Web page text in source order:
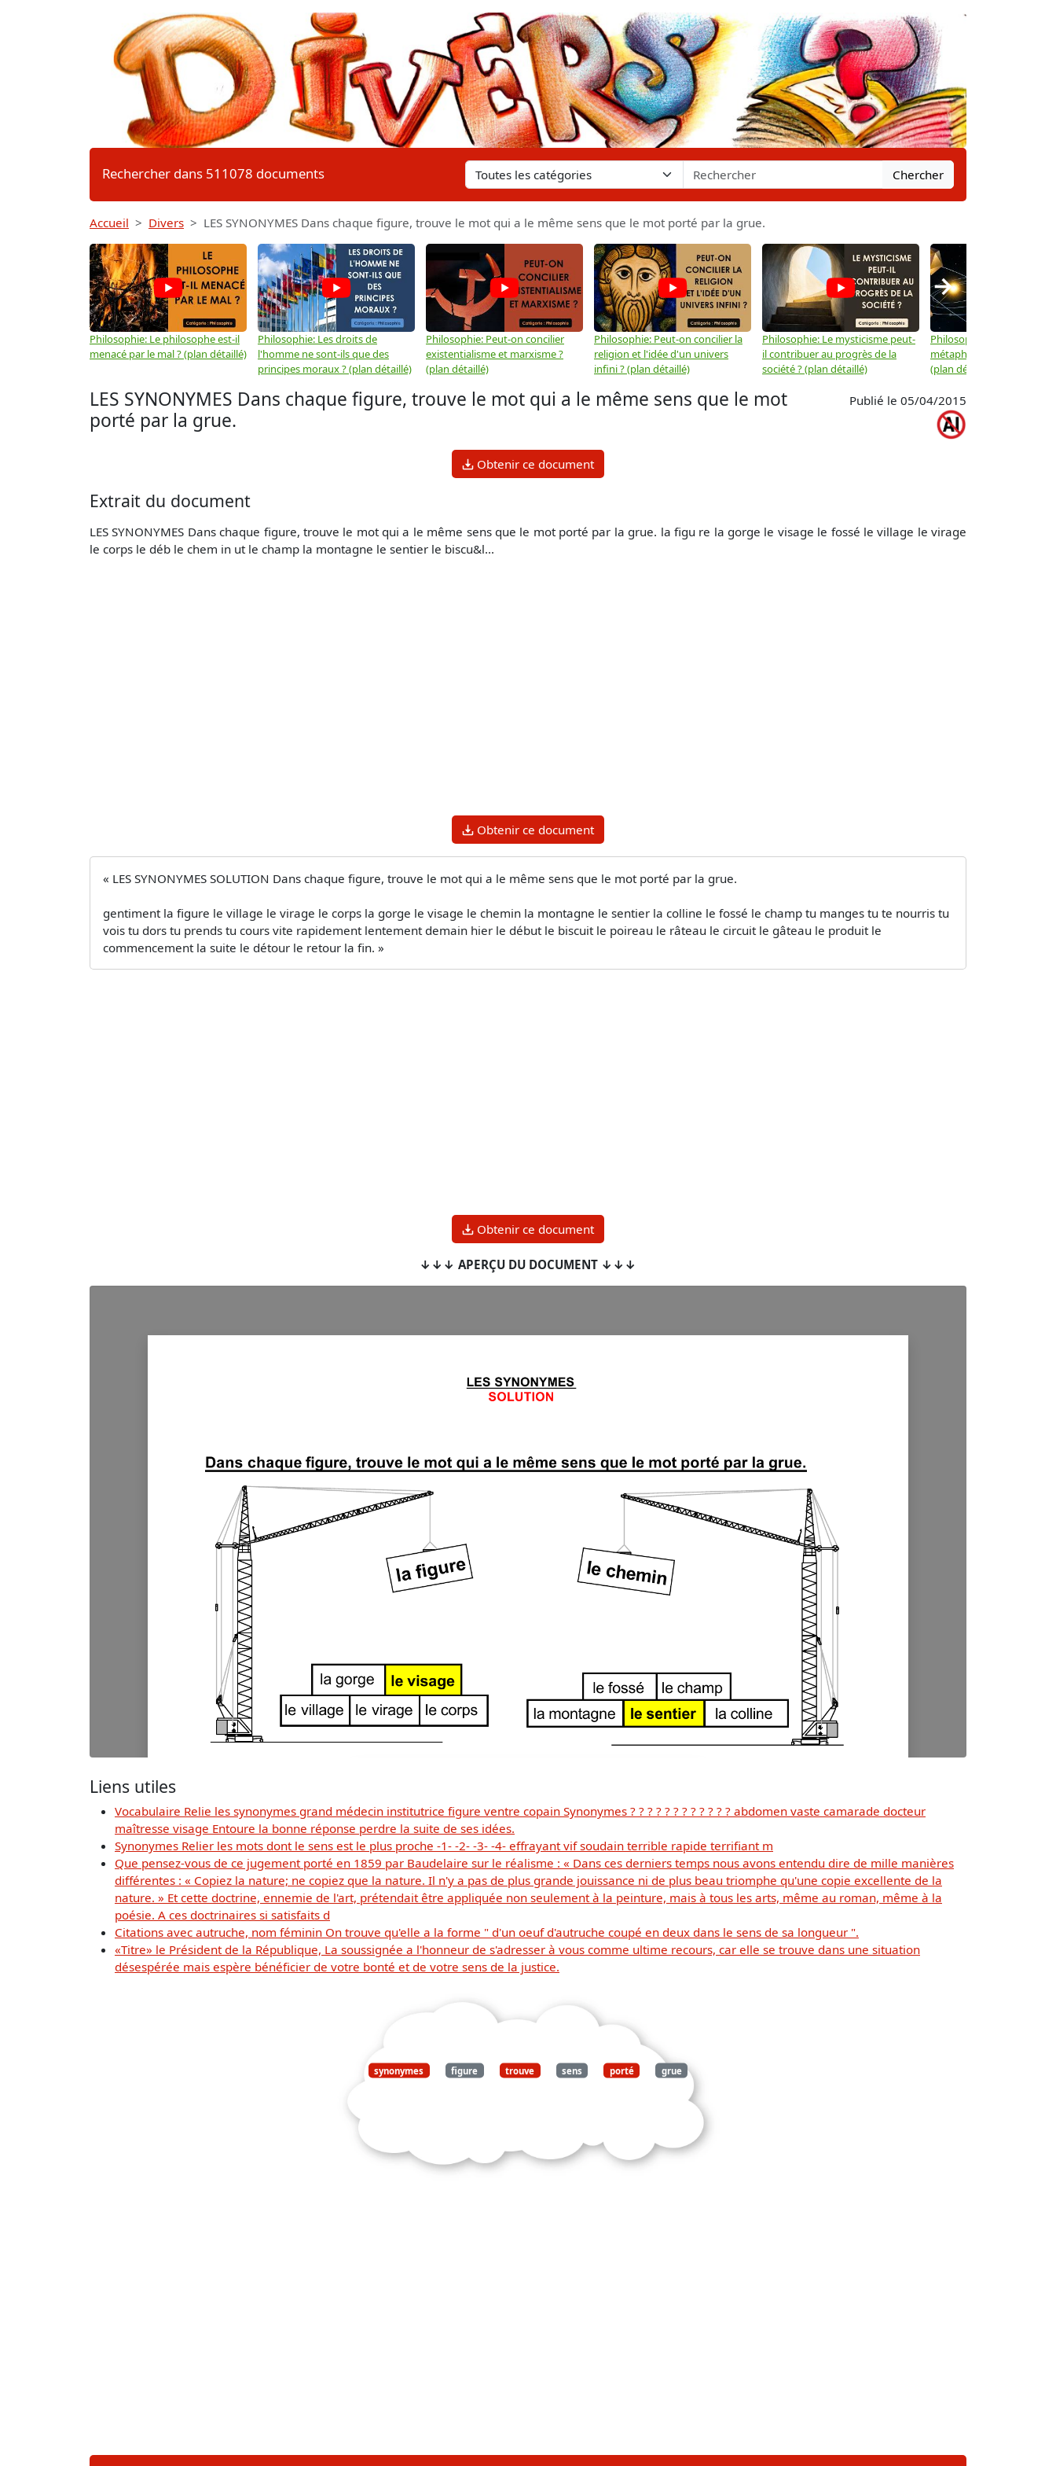
Rechercher dans 511078 documents Chercher
Accueil Divers LES SYNONYMES Dans chaque figure, trouve le mot qui a le même sens que le mot porté par la grue.
Philosophie: Le philosophe est-il
menacé par le mal ? (plan détaillé)
Philosophie: Les droits de
l'homme ne sont-ils que des
principes moraux ? (plan détaillé)
Philosophie: Peut-on concilier
existentialisme et marxisme ?
(plan détaillé)
Philosophie: Peut-on concilier la
religion et l'idée d'un univers
infini ? (plan détaillé)
Philosophie: Le mysticisme peut-
il contribuer au progrès de la
société ? (plan détaillé)
Philosophie: Peut-on lier la
métaphysique à la
(plan détaillé)
→
LES SYNONYMES Dans chaque figure, trouve le mot qui a le même sens que le mot
porté par la grue.
Publié le 05/04/2015
Obtenir ce document
Extrait du document
LES SYNONYMES Dans chaque figure, trouve le mot qui a le même sens que le mot porté par la grue. la figu re la gorge le visage le fossé le village le virage
le corps le déb le chem in ut le champ la montagne le sentier le biscu&l...
Obtenir ce document
« LES SYNONYMES SOLUTION Dans chaque figure, trouve le mot qui a le même sens que le mot porté par la grue.
gentiment la figure le village le virage le corps la gorge le visage le chemin la montagne le sentier la colline le fossé le champ tu manges tu te nourris tu
vois tu dors tu prends tu cours vite rapidement lentement demain hier le début le biscuit le poireau le râteau le circuit le gâteau le produit le
commencement la suite le détour le retour la fin. »
Obtenir ce document
↓↓↓ APERÇU DU DOCUMENT ↓↓↓
Télécharger
gratuitement ce
document
Liens utiles
Vocabulaire Relie les synonymes grand médecin institutrice figure ventre copain Synonymes ? ? ? ? ? ? ? ? ? ? ? ? abdomen vaste camarade docteur
maîtresse visage Entoure la bonne réponse perdre la suite de ses idées.
Synonymes Relier les mots dont le sens est le plus proche -1- -2- -3- -4- effrayant vif soudain terrible rapide terrifiant m
Que pensez-vous de ce jugement porté en 1859 par Baudelaire sur le réalisme : « Dans ces derniers temps nous avons entendu dire de mille manières
différentes : « Copiez la nature; ne copiez que la nature. Il n'y a pas de plus grande jouissance ni de plus beau triomphe qu'une copie excellente de la
nature. » Et cette doctrine, ennemie de l'art, prétendait être appliquée non seulement à la peinture, mais à tous les arts, même au roman, même à la
poésie. A ces doctrinaires si satisfaits d
Citations avec autruche, nom féminin On trouve qu'elle a la forme " d'un oeuf d'autruche coupé en deux dans le sens de sa longueur ".
«Titre» le Président de la République, La soussignée a l'honneur de s'adresser à vous comme ultime recours, car elle se trouve dans une situation
désespérée mais espère bénéficier de votre bonté et de votre sens de la justice.
synonymes figure trouve sens porté grue